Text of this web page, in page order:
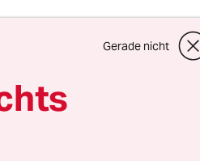
am
Gerade nicht